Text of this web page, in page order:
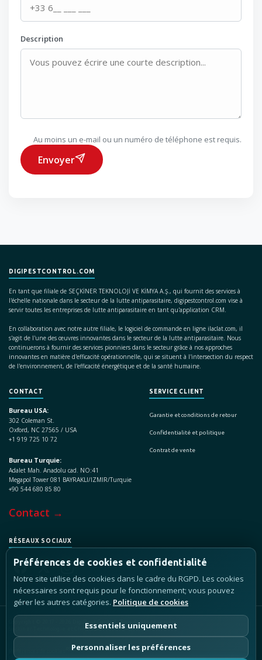
Description
Au moins un e-mail ou un numéro de téléphone est requis.
Envoyer
DIGIPESTCONTROL.COM
En tant que filiale de SEÇKİNER TEKNOLOJİ VE KİMYA A.Ş., qui fournit des services à
l'échelle nationale dans le secteur de la lutte antiparasitaire, digipestcontrol.com vise à
servir toutes les entreprises de lutte antiparasitaire en tant qu'application CRM.
En collaboration avec notre autre filiale, le logiciel de commande en ligne ilaclat.com, il
s'agit de l'une des œuvres innovantes dans le secteur de la lutte antiparasitaire. Nous
continuerons à fournir des services pionniers dans le secteur grâce à nos approches
innovantes en matière d'efficacité opérationnelle, qui se situent à l'intersection du respect
de l'environnement, de l'efficacité énergétique et de la santé humaine.
CONTACT
Bureau USA:
302 Coleman St.
Oxford, NC 27565 / USA
+1 919 725 10 72
Bureau Turquie:
Adalet Mah. Anadolu cad. NO:41
Megapol Tower 081 BAYRAKLI/IZMIR/Turquie
+90 544 680 85 80
Contact →
SERVICE CLIENT
Garantie et conditions de retour
Confidentialité et politique
Contrat de vente
RÉSEAUX SOCIAUX
Copyright © 2017 - 2026 DigiPest Control, Tous droits réservés.
Seçkiner Technologie et Chimie SA
RSSSitemapLLMs.txt
Préférences de cookies et confidentialité
Notre site utilise des cookies dans le cadre du RGPD. Les cookies
nécessaires sont requis pour le fonctionnement; vous pouvez
gérer les autres catégories. Politique de cookies
Essentiels uniquement
Personnaliser les préférences